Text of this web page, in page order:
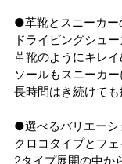
●革靴とスニーカー
ドライビングシュ
革靴のようにキレ
ソールもスニーカ
長時間はき続けても
●選べるバリエーシ
クロコタイプとフ
2タイプ展開の中か